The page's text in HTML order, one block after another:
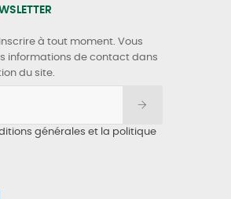
à tout moment. Vous
informations de contact dans
du site.
générales et la politique